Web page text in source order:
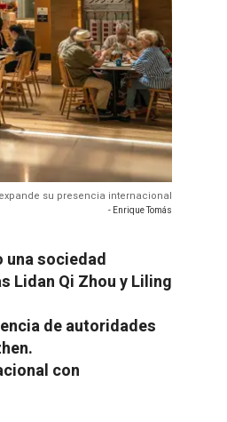
su presencia internacional
- Enrique Tomás
una sociedad
Lidan Qi Zhou y Liling
de autoridades
con